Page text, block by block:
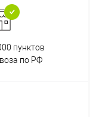
пунктов
по РФ